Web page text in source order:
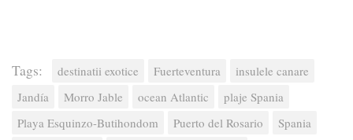
Tags: destinatii exotice Fuerteventura
insulele canare
Jandía
Morro Jable ocean Atlantic
plaje Spania
Playa Esquinzo-Butihondom
Puerto del Rosario
Spania